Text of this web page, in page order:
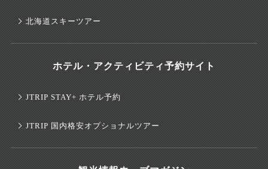
北海道スキーツアー
ホテル・アクティビティ予約サイト
JTRIP STAY+ ホテル予約
JTRIP 国内格安オプショナルツアー